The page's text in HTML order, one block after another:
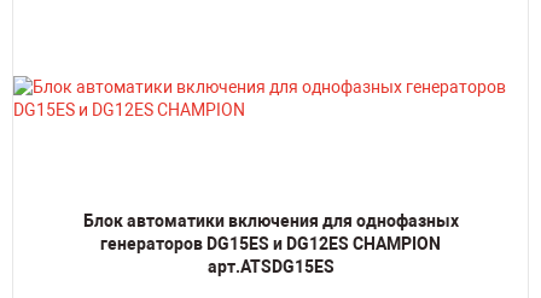
Блок автоматики включения для однофазных
генераторов DG15ES и DG12ES CHAMPION
арт.ATSDG15ES